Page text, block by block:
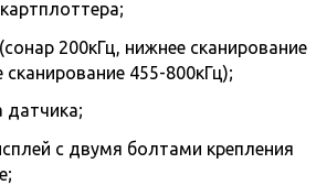
200кГц, нижнее сканирование
455-800кГц);
датчика;
с двумя болтами крепления